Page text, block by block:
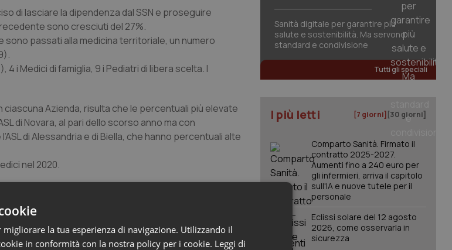
di lasciare la dipendenza dal SSN e proseguire
sono cresciuti del 27%.
sono passati alla medicina territoriale, un numero
i Medici di famiglia, 9 i Pediatri di libera scelta. I
ciascuna Azienda, risulta che le percentuali più elevate
di Novara, al pari dello scorso anno ma con
di Alessandria e di Biella, che hanno percentuali alte
nel 2020.
flessibili, maggiore autonomia professionale, minore
permetta di dedicare più tempo ai pazienti.
Sanità digitale per garantire più
salute e sostenibilità. Ma servono
standard e condivisione
Tutti gli speciali
I più letti [7 giorni] [30 giorni]
Comparto Sanità. Firmato il
contratto 2025-2027.
Aumenti fino a 240 euro per
gli infermieri, arriva il capitolo
sull'IA e nuove tutele per il
personale
Eclissi solare del 12 agosto
2026, come osservarla in
sicurezza
la tua esperienza di navigazione. Utilizzando il
in conformità con la nostra policy per i cookie. Leggi di